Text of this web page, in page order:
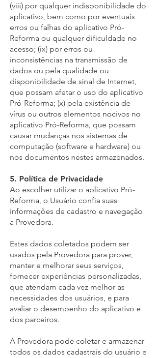
(viii) por qualquer indisponibilidade do
aplicativo, bem como por eventuais
erros ou falhas do aplicativo Pró-
Reforma ou qualquer dificuldade no
acesso; (ix) por erros ou
inconsistências na transmissão de
dados ou pela qualidade ou
disponibilidade de sinal de Internet,
que possam afetar o uso do aplicativo
Pró-Reforma; (x) pela existência de
vírus ou outros elementos nocivos no
aplicativo Pró-Reforma, que possam
causar mudanças nos sistemas de
computação (software e hardware) ou
nos documentos nestes armazenados.
5. Política de Privacidade
Ao escolher utilizar o aplicativo Pró-
Reforma, o Usuário confia suas
informações de cadastro e navegação
a Provedora.
Estes dados coletados podem ser
usados pela Provedora para prover,
manter e melhorar seus serviços,
fornecer experiências personalizadas,
que atendam cada vez melhor as
necessidades dos usuários, e para
avaliar o desempenho do aplicativo e
dos parceiros.
A Provedora pode coletar e armazenar
todos os dados cadastrais do usuário e